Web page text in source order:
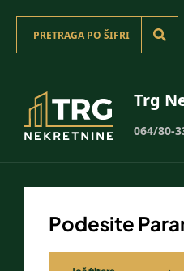
Trg
064/80-
Podesite